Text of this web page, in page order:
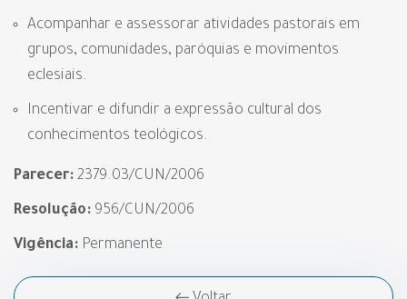
Acompanhar e assessorar atividades pastorais em
grupos, comunidades, paróquias e movimentos
eclesiais.
Incentivar e difundir a expressão cultural dos
conhecimentos teológicos.
Parecer: 2379.03/CUN/2006
Resolução: 956/CUN/2006
Vigência: Permanente